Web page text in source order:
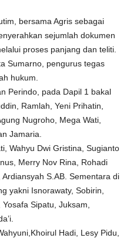
bersama Agris sebagai
sejumlah dokumen
proses panjang dan teliti.
Sumarno, pengurus tegas
hukum.
Perindo, pada Dapil 1 bakal
Ramlah, Yeni Prihatin,
Nugroho, Mega Wati,
Jamaria.
Wahyu Dwi Gristina, Sugianto
Merry Nov Rina, Rohadi
S.AB. Sementara di
yakni Isnorawaty, Sobirin,
Sipatu, Juksam,
Hadi, Lesy Pidu,